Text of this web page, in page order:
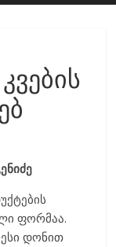
ფორმაა.
დონით